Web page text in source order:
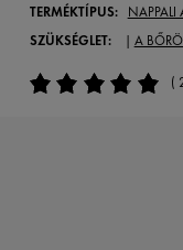
TERMÉKTÍPUS:
NAPPALI
SZÜKSÉGLET:
| A
(